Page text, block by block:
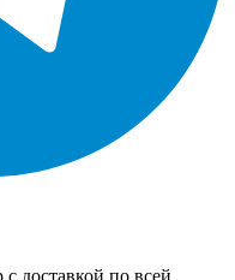
доставкой по всей